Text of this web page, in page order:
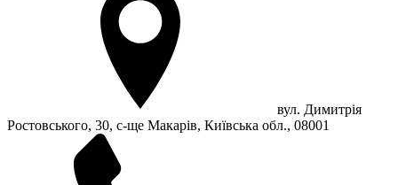
вул. Димитрія
Ростовського, 30, с-ще Макарів, Київська обл., 08001